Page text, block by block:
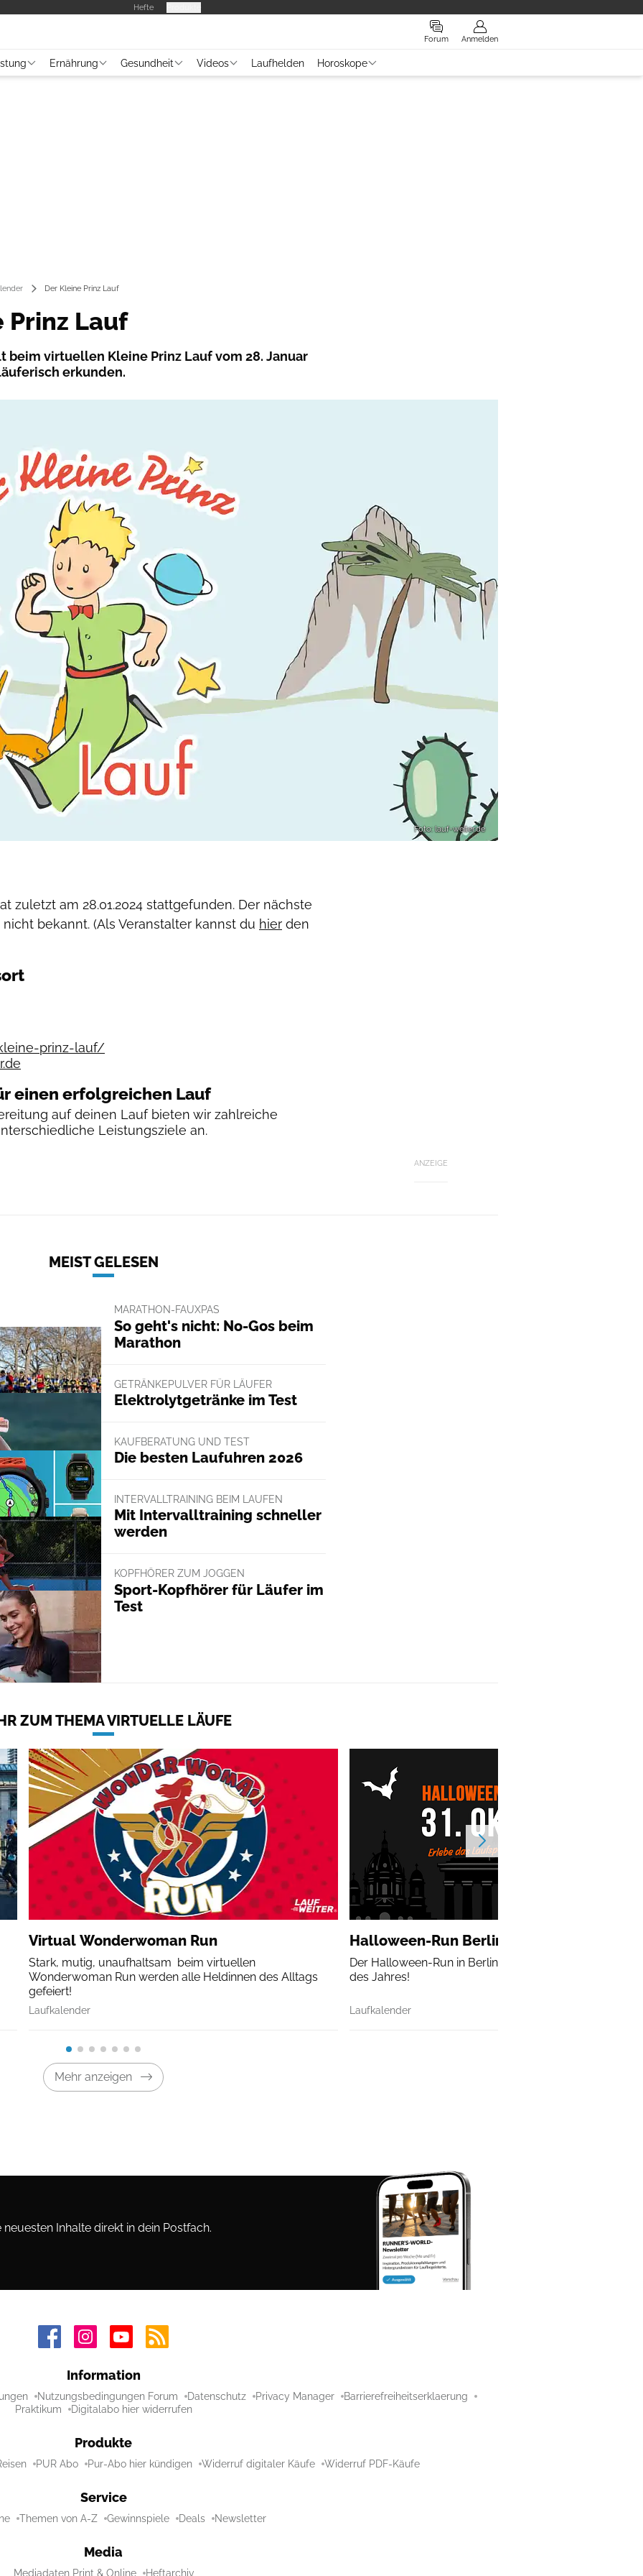
Hefte
Forum Anmelden
Ernährung Gesundheit Videos Laufhelden Horoskope
Der Kleine Prinz Lauf
Prinz Lauf
beim virtuellen Kleine Prinz Lauf vom 28. Januar
erkunden.
Foto: lauf-weiter.de
zuletzt am 28.01.2024 stattgefunden. Der nächste
bekannt. (Als Veranstalter kannst du hier den
prinz-lauf/
einen erfolgreichen Lauf
auf deinen Lauf bieten wir zahlreiche
Leistungsziele an.
ANZEIGE
MEIST GELESEN
MARATHON-FAUXPAS
So geht's nicht: No-Gos beim
Marathon
GETRÄNKEPULVER FÜR LÄUFER
Elektrolytgetränke im Test
KAUFBERATUNG UND TEST
Die besten Laufuhren 2026
INTERVALLTRAINING BEIM LAUFEN
Mit Intervalltraining schneller
werden
KOPFHÖRER ZUM JOGGEN
Sport-Kopfhörer für Läufer im
Test
ZUM THEMA VIRTUELLE LÄUFE
Virtual Wonderwoman Run
Stark, mutig, unaufhaltsam  beim virtuellen
Wonderwoman Run werden alle Heldinnen des Alltags
gefeiert!
Laufkalender
Halloween-Run Berlin
Der Halloween-Run in Berlin ist das gruseligste
des Jahres!
Laufkalender
Mehr anzeigen
Inhalte direkt in dein Postfach.
Information
Nutzungsbedingungen Forum Datenschutz Privacy Manager
Barrierefreiheitserklaerung
Praktikum
Digitalabo hier widerrufen
Produkte
PUR Abo Pur-Abo hier kündigen Widerruf digitaler Käufe Widerruf PDF-Käufe
Service
Themen von A-Z Gewinnspiele Deals Newsletter
Media
Mediadaten Print & Online Heftarchiv